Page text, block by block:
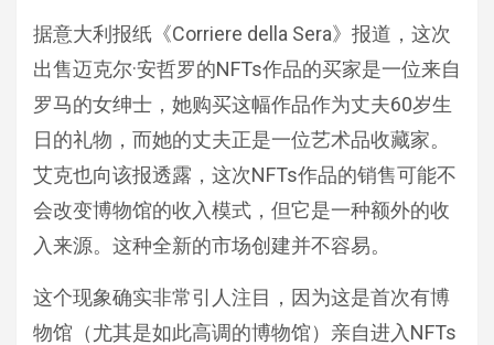
据意大利报纸《Corriere della Sera》报道，这次
出售迈克尔·安哲罗的NFTs作品的买家是一位来自
罗马的女绅士，她购买这幅作品作为丈夫60岁生
日的礼物，而她的丈夫正是一位艺术品收藏家。
艾克也向该报透露，这次NFTs作品的销售可能不
会改变博物馆的收入模式，但它是一种额外的收
入来源。这种全新的市场创建并不容易。
这个现象确实非常引人注目，因为这是首次有博
物馆（尤其是如此高调的博物馆）亲自进入NFTs